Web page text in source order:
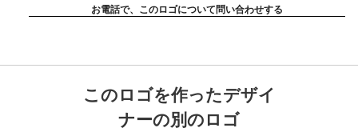
お電話で、このロゴについて問い合わせする
このロゴを作ったデザイ
ナーの別のロゴ